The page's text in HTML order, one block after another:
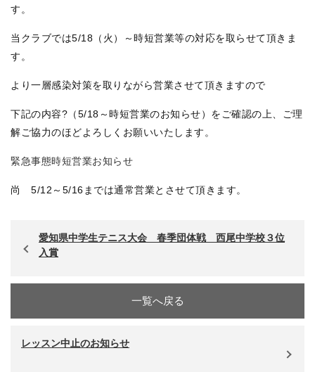
す。
当クラブでは5/18（火）～時短営業等の対応を取らせて頂きま
す。
より一層感染対策を取りながら営業させて頂きますので
下記の内容?（5/18～時短営業のお知らせ）をご確認の上、ご理
解ご協力のほどよろしくお願いいたします。
緊急事態時短営業お知らせ
尚 5/12～5/16までは通常営業とさせて頂きます。
愛知県中学生テニス大会 春季団体戦 西尾中学校３位
入賞
一覧へ戻る
レッスン中止のお知らせ